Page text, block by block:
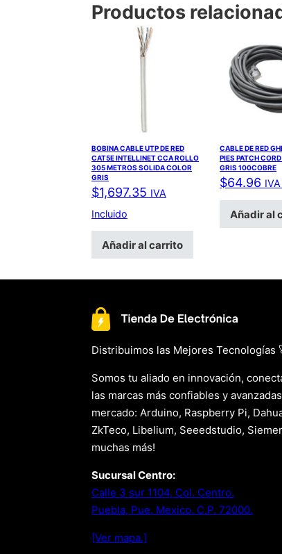
Productos
BOBINA CABLE UTP DE RED
CAT5E INTELLINET CCA ROLLO
305 METROS SOLIDA COLOR
GRIS
$1,697.35 IVA
Incluido
Añadir al carrito
CABLE DE RED
PIES PATCH
GRIS 100COBRE
$64.96
Añadir al
Distribuimos las Mejores Tecnologías
Somos tu aliado en innovación,
las marcas más confiables y
mercado: Arduino, Raspberry Pi,
ZkTeco, Libelium, Seeedstudio,
muchas más!
Sucursal Centro:
Calle 3 sur 1104, Col. Centro.
Puebla, Pue. Mexico. C.P. 72000.
[Ver mapa.]